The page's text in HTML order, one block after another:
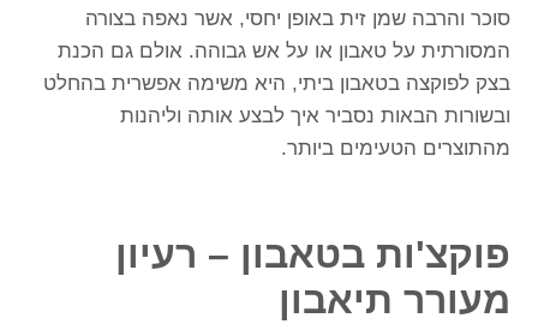
סוכר והרבה שמן זית באופן יחסי, אשר נאפה בצורה
המסורתית על טאבון או על אש גבוהה. אולם גם הכנת
בצק לפוקצה בטאבון ביתי, היא משימה אפשרית בהחלט
ובשורות הבאות נסביר איך לבצע אותה וליהנות
מהתוצרים הטעימים ביותר.
פוקצ'ות בטאבון – רעיון
מעורר תיאבון